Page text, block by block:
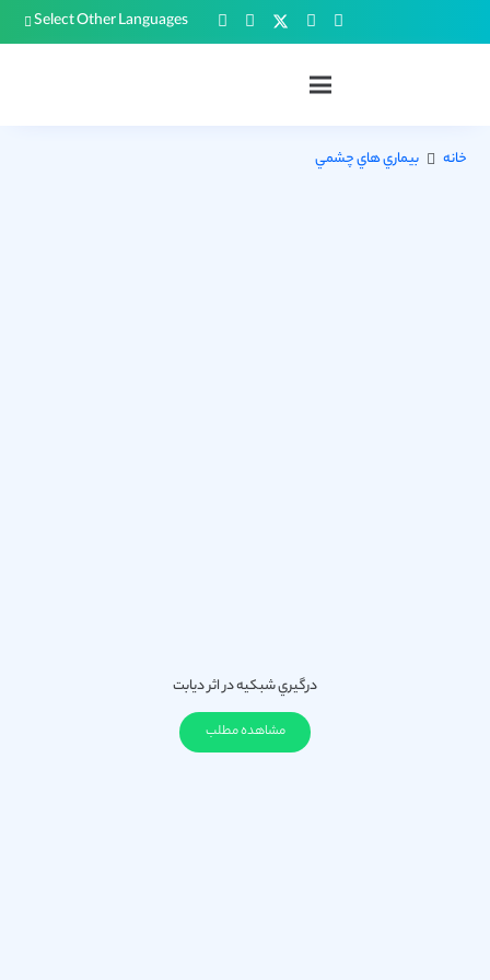
Select Other Languages
خانه بيماري هاي چشمي
درگيري شبكيه در اثر ديابت
مشاهده مطلب